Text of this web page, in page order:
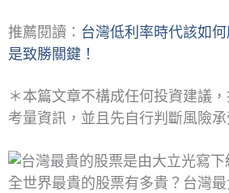
推薦閱讀： 台灣低利率時代該如
是致勝關鍵！
＊本篇文章不構成任何投資建議
考量資訊，並且先自行判斷風險承
全世界最貴的股票有多貴？台灣